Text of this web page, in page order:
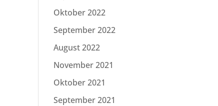
Oktober 2022
September 2022
August 2022
November 2021
Oktober 2021
September 2021